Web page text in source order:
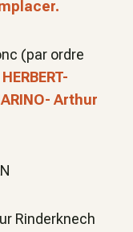
(par ordre
Arthur
Rinderknech